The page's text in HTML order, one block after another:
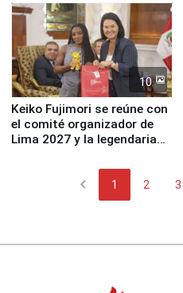
10
Keiko Fujimori se reúne con
el comité organizador de
Lima 2027 y la legendaria
chevron_left 1 2 3